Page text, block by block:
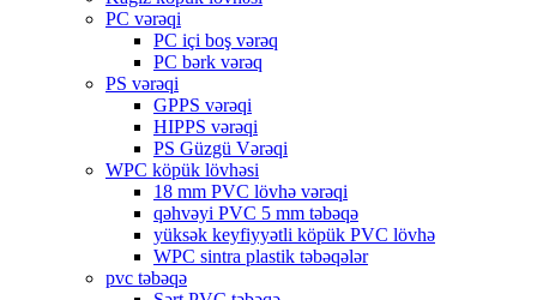
PC vərəqi
PC içi boş vərəq
PC bərk vərəq
PS vərəqi
GPPS vərəqi
HIPPS vərəqi
PS Güzgü Vərəqi
WPC köpük lövhəsi
18 mm PVC lövhə vərəqi
qəhvəyi PVC 5 mm təbəqə
yüksək keyfiyyətli köpük PVC lövhə
WPC sintra plastik təbəqələr
pvc təbəqə